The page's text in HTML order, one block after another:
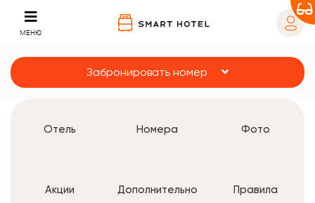
МЕНЮ
Забронировать номер
Отель Номера Фото
Акции Дополнительно Правила